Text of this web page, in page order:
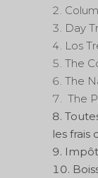
Day
Los
The
The
The
les frais